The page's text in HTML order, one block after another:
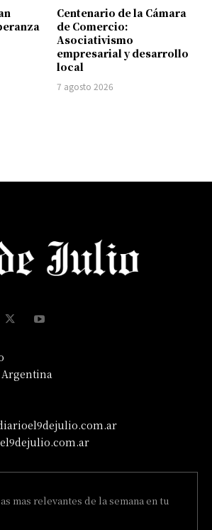
Centenario de la Cámara
de Comercio:
Asociativismo
empresarial y desarrollo
local
7 agosto 2026
Argentina
mas relevantes de la semana en tu